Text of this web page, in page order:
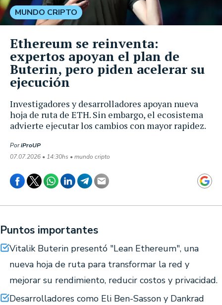
Investigadores y desarrolladores apoyan nueva
hoja de ruta de ETH. Sin embargo, el ecosistema
advierte ejecutar los cambios con mayor rapidez.
PoriProUP
07.07.2026 • 14:30hs • mundo cripto
MUNDO CRIPTO
Ethereum se reinventa:
expertos apoyan el plan de
Buterin, pero piden acelerar su
ejecución
Puntos importantes
Vitalik Buterin presentó "Lean Ethereum", una
nueva hoja de ruta para transformar la red y
mejorar su rendimiento, reducir costos y privacidad.
Desarrolladores como Eli Ben-Sasson y Dankrad